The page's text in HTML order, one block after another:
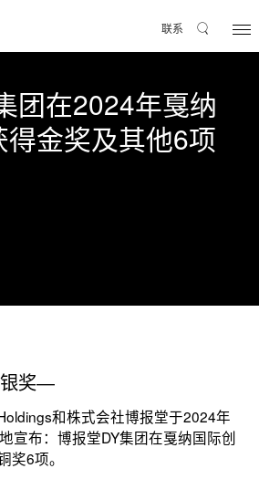
联系
团在2024年戛纳
金奖及其他6项
奖―
和株式会社博报堂于2024年
宣布：博报堂DY集团在戛纳国际创
奖6项。